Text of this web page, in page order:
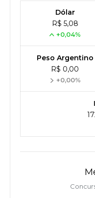
Dólar
R$ 5,08
+0,04%
Peso Argentino
R$ 0,00
+0,00%